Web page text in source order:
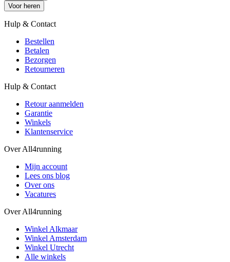
Voor heren
Hulp & Contact
Bestellen
Betalen
Bezorgen
Retourneren
Hulp & Contact
Retour aanmelden
Garantie
Winkels
Klantenservice
Over All4running
Mijn account
Lees ons blog
Over ons
Vacatures
Over All4running
Winkel Alkmaar
Winkel Amsterdam
Winkel Utrecht
Alle winkels